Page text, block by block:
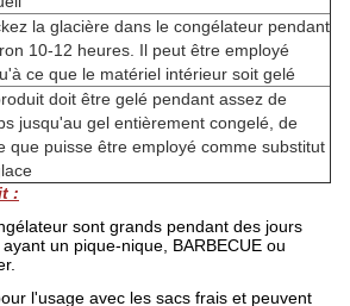
la glacière dans le congélateur pendant
10-12 heures. Il peut être employé
ce que le matériel intérieur soit gelé
doit être gelé pendant assez de
jusqu'au gel entièrement congelé, de
que puisse être employé comme substitut
:
sont grands pendant des jours
un pique-nique, BARBECUE ou
l'usage avec les sacs frais et peuvent